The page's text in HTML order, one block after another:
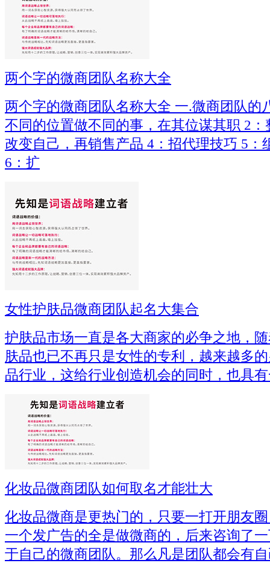
两个字的微商团队名称大全
两个字的微商团队名称大全 一.微商团队的
不同的位置做不同的事，在其位谋其职 2：
改变自己，再销售产品 4：招代理技巧 5：
6：扩
女性护肤品微商团队起名大集合
护肤品市场一直是各大商家的必争之地，
肤品也已不再只是女性的专利，越来越多
品行业，这给行业创造机会的同时，也具
化妆品微商团队如何取名才能壮大
化妆品微商是更热门的，只要一打开朋友
一个发广告的全是做微商的，后来咨询了
于自己的微商团队。那么凡是团队都会有